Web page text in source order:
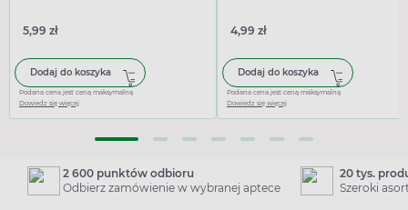
5,99 zł
Dodaj do koszyka
Podana cena jest ceną maksymalną
Dowiedz się więcej
4,99 zł
Dodaj do koszyka
Podana cena jest ceną maksymalną
Dowiedz się więcej
2 600 punktów odbioru
Odbierz zamówienie w wybranej aptece
20 tys.
Szeroki